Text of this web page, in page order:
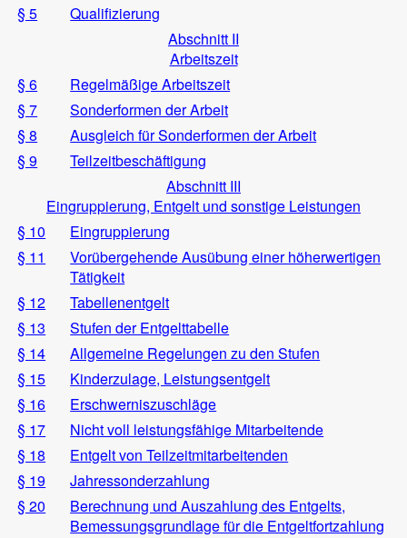
§ 5
Qualifizierung
Abschnitt II
Arbeitszeit
§ 6
Regelmäßige Arbeitszeit
§ 7
Sonderformen der Arbeit
§ 8
Ausgleich für Sonderformen der Arbeit
§ 9
Teilzeitbeschäftigung
Abschnitt III
Eingruppierung, Entgelt und sonstige Leistungen
§ 10
Eingruppierung
§ 11
Vorübergehende Ausübung einer höherwertigen
Tätigkeit
§ 12
Tabellenentgelt
§ 13
Stufen der Entgelttabelle
§ 14
Allgemeine Regelungen zu den Stufen
§ 15
Kinderzulage, Leistungsentgelt
§ 16
Erschwerniszuschläge
§ 17
Nicht voll leistungsfähige Mitarbeitende
§ 18
Entgelt von Teilzeitmitarbeitenden
§ 19
Jahressonderzahlung
§ 20
Berechnung und Auszahlung des Entgelts,
Bemessungsgrundlage für die Entgeltfortzahlung